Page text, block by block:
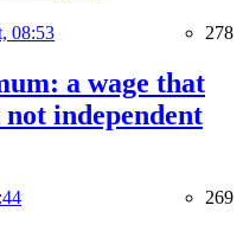
08:53 278
a wage that
independent
269